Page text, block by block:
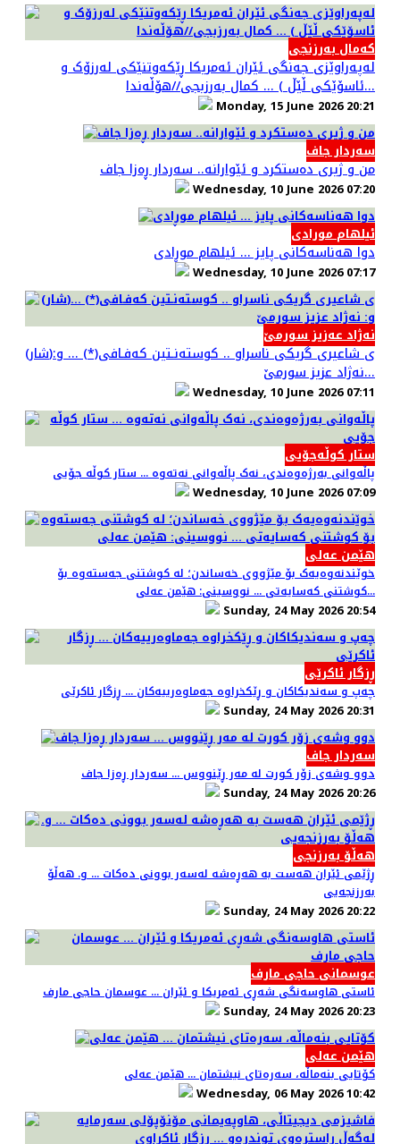
کەمال بەرزنجی
لەپەراوێزی جەنگی ئێران ئەمریکا ڕێکەوتنێكى لەرزۆک و
ئاسۆێکی ڵێڵ ) ... کمال بەرزبجی//هۆڵەندا...
Monday, 15 June 2026 20:21
سەردار جاف
من و ژيری دەستکرد و ئێوارانە.. سەردار ڕەزا جاف
Wednesday, 10 June 2026 07:20
ئیلهام مورادی
دوا هەناسەکانی پایز ... ئیلهام موڕادی
Wednesday, 10 June 2026 07:17
نەژاد عەزیز سورمێ
(شار)ی شاعیری گریكی ناسراو .. كوسته‌نـتین كه‌فـافی(*) ... و:
نه‌ژاد عزیز سورمێ...
Wednesday, 10 June 2026 07:11
ستار کوڵەجۆیی
پاڵەوانی بەرژەوەندی، نەک پاڵەوانی نەتەوە ... ستار کوڵە جۆیی
Wednesday, 10 June 2026 07:09
هێمن عەلی
خوێندنەوەیەک بۆ مێژووی خەساندن؛ لە کوشتنی جەستەوە بۆ
کوشتنی کەسایەتی ... نووسینی: هێمن عەلی...
Sunday, 24 May 2026 20:54
ڕزگار ئاکرێی
چەپ و سەندیکاکان و ڕێکخراوە جەماوەرییەکان ... ڕزگار ئاکرێی
Sunday, 24 May 2026 20:31
سەردار جاف
دوو وشەی زۆر کورت لە مەر ڕێنووس ... سەردار ڕەزا جاف
Sunday, 24 May 2026 20:26
هەڵۆ بەرزنجی
ڕژێمی ئێران هەست بە هەڕەشە لەسەر بوونی دەکات ... و. هەڵۆ
بەرزنجەیی
Sunday, 24 May 2026 20:22
عوسمانی حاجی مارف
ئاستی هاوسەنگی شەڕی ئەمریکا و ئێران ... عوسمان حاجی مارف
Sunday, 24 May 2026 20:23
هێمن عەلی
کۆتایی بنەماڵە، سەرەتای نیشتمان ... هێمن عەلی
Wednesday, 06 May 2026 10:42